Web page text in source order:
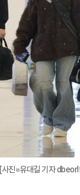
[사진=유대길 기자